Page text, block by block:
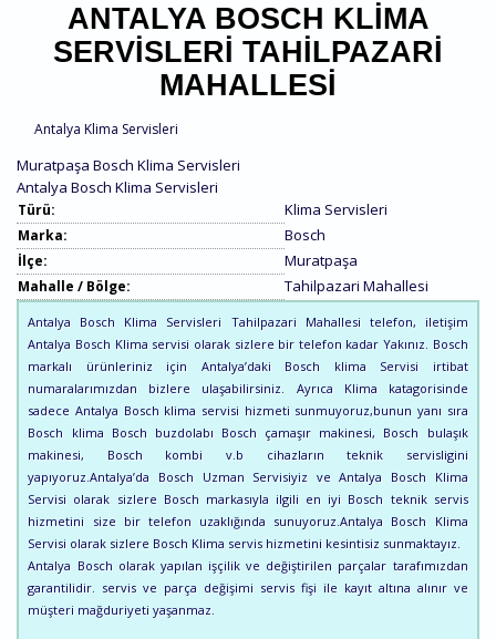
ANTALYA BOSCH KLIMA
SERVISLERI TAHILPAZARI
MAHALLESI
Antalya Klima Servisleri
Muratpaşa Bosch Klima Servisleri
Antalya Bosch Klima Servisleri
Türü: Klima Servisleri
Marka: Bosch
İlçe: Muratpaşa
Mahalle / Bölge: Tahilpazari Mahallesi
Antalya Bosch Klima Servisleri Tahilpazari Mahallesi telefon, iletişim
Antalya Bosch Klima servisi olarak sizlere bir telefon kadar Yakınız. Bosch
markalı ürünleriniz için Antalya’daki Bosch klima Servisi irtibat
numaralarımızdan bizlere ulaşabilirsiniz. Ayrıca Klima katagorisinde
sadece Antalya Bosch klima servisi hizmeti sunmuyoruz,bunun yanı sıra
Bosch klima Bosch buzdolabı Bosch çamaşır makinesi, Bosch bulaşık
makinesi, Bosch kombi v.b cihazların teknik servisligini
yapıyoruz.Antalya’da Bosch Uzman Servisiyiz ve Antalya Bosch Klima
Servisi olarak sizlere Bosch markasıyla ilgili en iyi Bosch teknik servis
hizmetini size bir telefon uzaklığında sunuyoruz.Antalya Bosch Klima
Servisi olarak sizlere Bosch Klima servis hizmetini kesintisiz sunmaktayız.
Antalya Bosch olarak yapılan işçilik ve değiştirilen parçalar tarafımızdan
garantilidir. servis ve parça değişimi servis fişi ile kayıt altına alınır ve
müşteri mağduriyeti yaşanmaz.